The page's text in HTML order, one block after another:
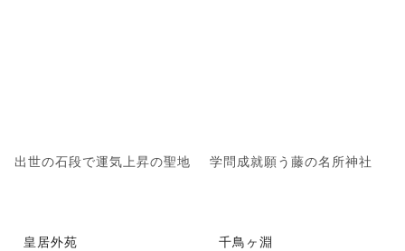
出世の石段で運気上昇の聖地 学問成就願う藤の名所神社
皇居外苑 千鳥ヶ淵